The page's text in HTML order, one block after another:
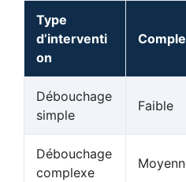
Type
d’interventi
on
Débouchage
simple
Faible
Débouchage
complexe